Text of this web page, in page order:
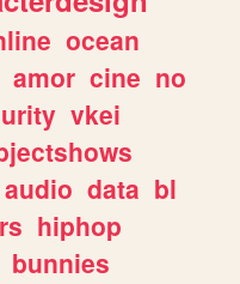
ocean
amor cine no
vkei
audio data bl
hiphop
bunnies